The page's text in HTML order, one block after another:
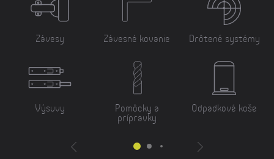
Závesy
Výsuvy
Závesné kovanie
Pomôcky a
prípravky
Drôtené systémy
Odpadkové koše